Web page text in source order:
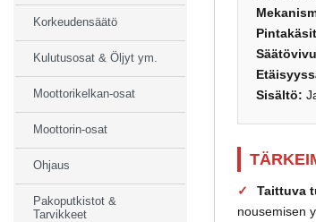
Sisältö:
Taittuva
nousemisen
Korkeudensäätö
Kulutusosat & Öljyt ym.
Moottorikelkan-osat
Moottorin-osat
Ohjaus
Pakoputkistot &
Tarvikkeet